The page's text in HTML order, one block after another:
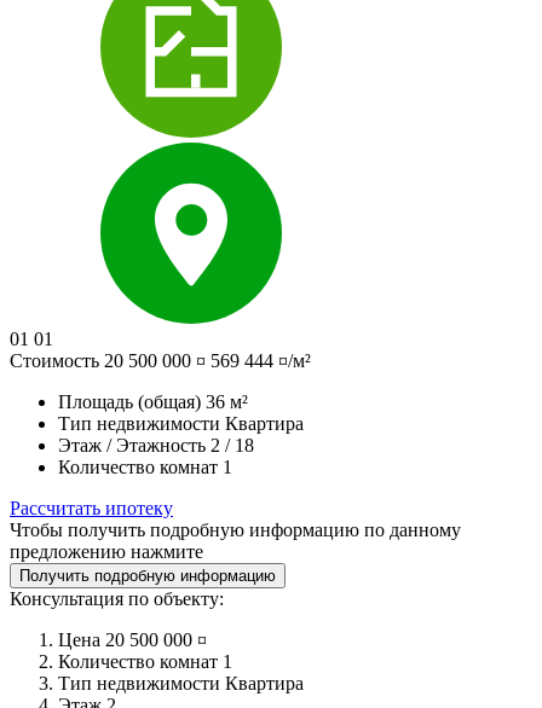
01 01
Стоимость 20 500 000 ¤ 569 444 ¤/м²
Площадь (общая) 36 м²
Тип недвижимости Квартира
Этаж / Этажность 2 / 18
Количество комнат 1
Рассчитать ипотеку
Чтобы получить подробную информацию по данному
предложению нажмите
Получить подробную информацию
Консультация по объекту:
Цена 20 500 000 ¤
Количество комнат 1
Тип недвижимости Квартира